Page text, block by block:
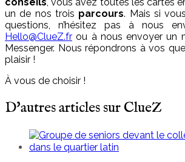
un de nos trois parcours. Mais si
questions, n’hésitez pas à nous
Hello@ClueZ.fr ou à nous envoyer un
Messenger. Nous répondrons à vos
plaisir !
À vous de choisir !
D'autres articles sur ClueZ